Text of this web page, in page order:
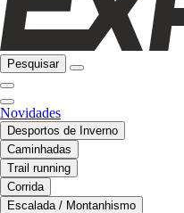
Pesquisar
Novidades
Desportos de Inverno
Caminhadas
Trail running
Corrida
Escalada / Montanhismo